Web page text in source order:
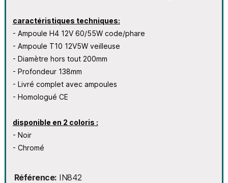
caractéristiques techniques:
- Ampoule H4 12V 60/55W code/phare
- Ampoule T10 12V5W veilleuse
- Diamètre hors tout 200mm
- Profondeur 138mm
- Livré complet avec ampoules
- Homologué CE
disponible en 2 coloris :
- Noir
- Chromé
Référence IN842